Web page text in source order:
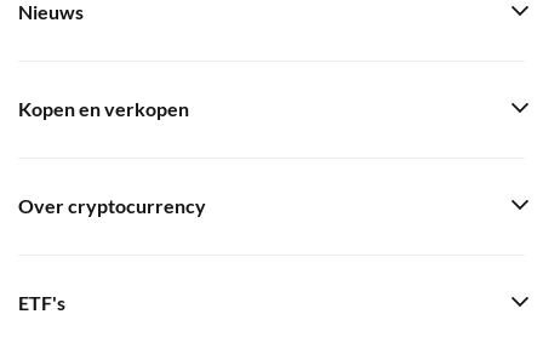
Nieuws
Kopen en verkopen
Over cryptocurrency
ETF's